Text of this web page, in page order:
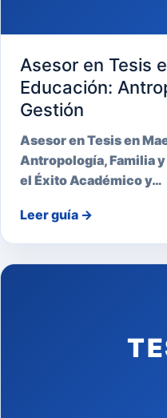
Asesor en Tesis
Educación:
Gestión
Asesor en Tesis en
Antropología, Familia
el Éxito Académico y…
Leer guía →